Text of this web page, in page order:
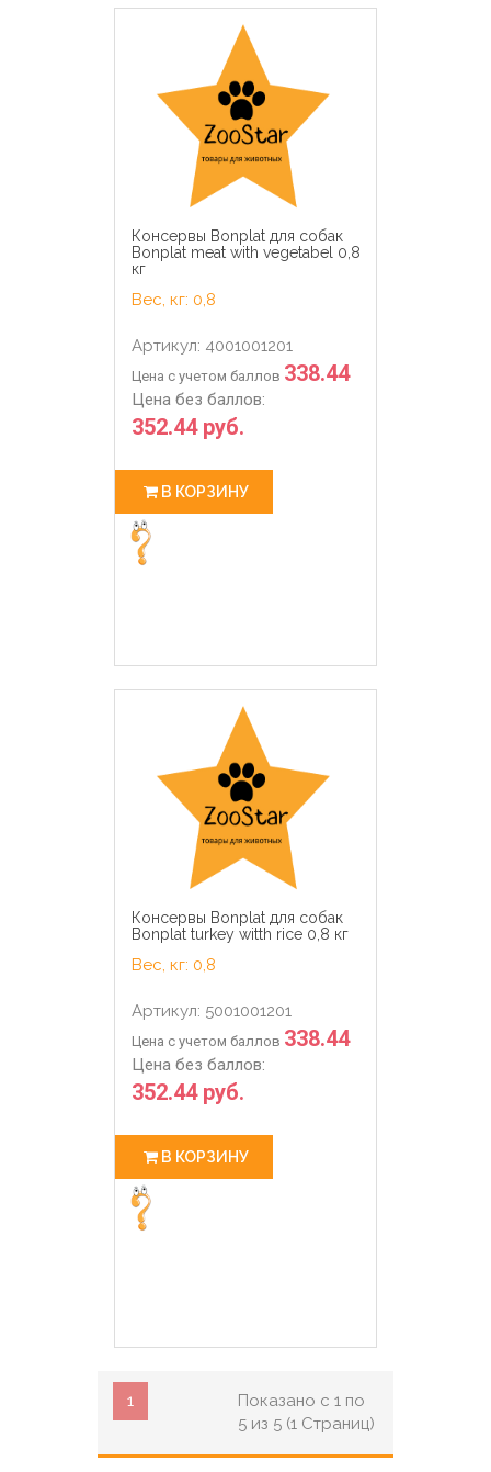
Консервы Bonplat для собак
Bonplat meat with vegetabel 0,8
кг
Вес, кг: 0,8
Артикул: 4001001201
Цена с учетом баллов 338.44
Цена без баллов:
352.44 руб.
В КОРЗИНУ
Консервы Bonplat для собак
Bonplat turkey witth rice 0,8 кг
Вес, кг: 0,8
Артикул: 5001001201
Цена с учетом баллов 338.44
Цена без баллов:
352.44 руб.
В КОРЗИНУ
1
Показано с 1 по
5 из 5 (1 Страниц)